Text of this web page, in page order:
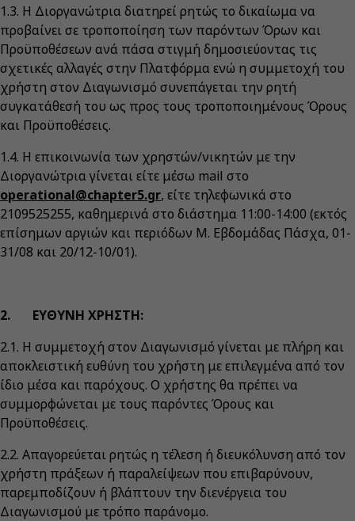
1.3. Η Διοργανώτρια διατηρεί ρητώς το δικαίωμα να
προβαίνει σε τροποποίηση των παρόντων Όρων και
Προϋποθέσεων ανά πάσα στιγμή δημοσιεύοντας τις
σχετικές αλλαγές στην Πλατφόρμα ενώ η συμμετοχή του
χρήστη στον Διαγωνισμό συνεπάγεται την ρητή
συγκατάθεσή του ως προς τους τροποποιημένους Όρους
και Προϋποθέσεις.
1.4. Η επικοινωνία των χρηστών/νικητών με την
Διοργανώτρια γίνεται είτε μέσω mail στο
operational@chapter5.gr, είτε τηλεφωνικά στο
2109525255, καθημερινά στο διάστημα 11:00-14:00 (εκτός
επίσημων αργιών και περιόδων Μ. Εβδομάδας Πάσχα, 01-
31/08 και 20/12-10/01).
2. ΕΥΘΥΝΗ ΧΡΗΣΤΗ:
2.1. Η συμμετοχή στον Διαγωνισμό γίνεται με πλήρη και
αποκλειστική ευθύνη του χρήστη με επιλεγμένα από τον
ίδιο μέσα και παρόχους. Ο χρήστης θα πρέπει να
συμμορφώνεται με τους παρόντες Όρους και
Προϋποθέσεις.
2.2. Απαγορεύεται ρητώς η τέλεση ή διευκόλυνση από τον
χρήστη πράξεων ή παραλείψεων που επιβαρύνουν,
παρεμποδίζουν ή βλάπτουν την διενέργεια του
Διαγωνισμού με τρόπο παράνομο.